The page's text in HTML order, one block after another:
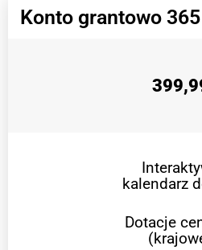
Konto grantowo
kalendarz
Dotacje